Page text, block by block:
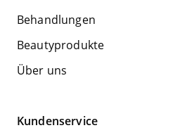
Behandlungen
Beautyprodukte
Über uns
Kundenservice